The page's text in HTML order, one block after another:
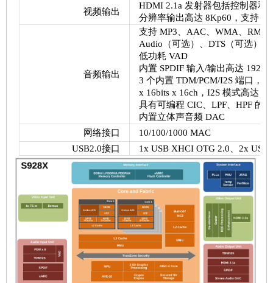
视频输出
HDMI 2.1a 发射器包括控制器和
分辨率输出高达 8Kp60，支持
音频输出
支持 MP3、AAC、WMA、RM、
Audio（可选）、DTS（可选）
低功耗 VAD
内置 SPDIF 输入/输出高达
3 个内置 TDM/PCM/I2S 端口，
x 16bits x 16ch，I2S 模式高达
具有可编程 CIC、LPF、HPF 的
内置立体声音频 DAC
网络接口
10/100/1000 MAC
USB2.0接口
1x USB XHCI OTG 2.0、2x USB